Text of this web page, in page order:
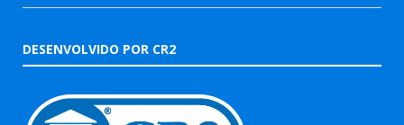
DESENVOLVIDO POR CR2